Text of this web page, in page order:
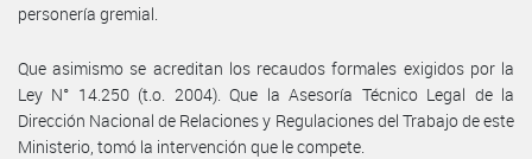
personería gremial.
Que asimismo se acreditan los recaudos formales exigidos por la
Ley N° 14.250 (t.o. 2004). Que la Asesoría Técnico Legal de la
Dirección Nacional de Relaciones y Regulaciones del Trabajo de este
Ministerio, tomó la intervención que le compete.